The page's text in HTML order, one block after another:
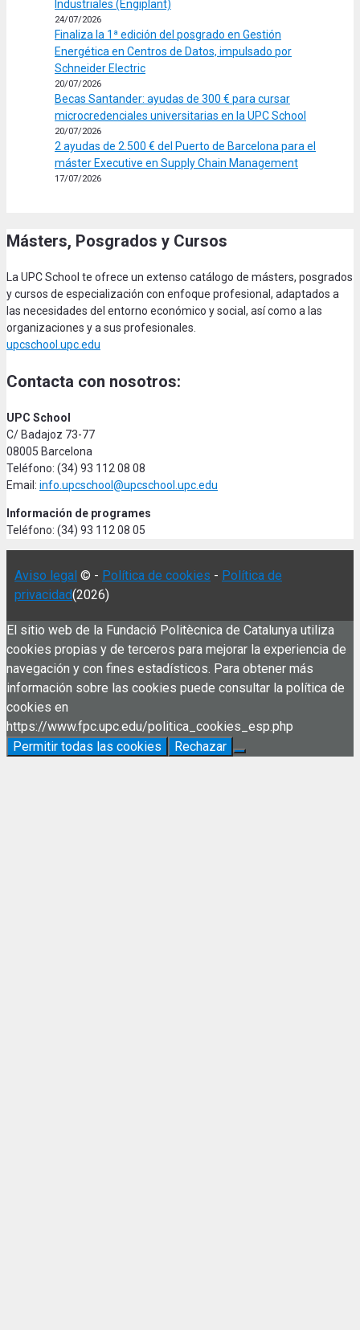
Industriales (Engiplant)
24/07/2026
Finaliza la 1ª edición del posgrado en Gestión
Energética en Centros de Datos, impulsado por
Schneider Electric
20/07/2026
Becas Santander: ayudas de 300 € para cursar
microcredenciales universitarias en la UPC School
20/07/2026
2 ayudas de 2.500 € del Puerto de Barcelona para el
máster Executive en Supply Chain Management
17/07/2026
Másters, Posgrados y Cursos
La UPC School te ofrece un extenso catálogo de másters, posgrados
y cursos de especialización con enfoque profesional, adaptados a
las necesidades del entorno económico y social, así como a las
organizaciones y a sus profesionales.
upcschool.upc.edu
Contacta con nosotros:
UPC School
C/ Badajoz 73-77
08005 Barcelona
Teléfono: (34) 93 112 08 08
Email: info.upcschool@upcschool.upc.edu
Información de programes
Teléfono: (34) 93 112 08 05
Aviso legal © - Política de cookies - Política de
privacidad(2026)
El sitio web de la Fundació Politècnica de Catalunya utiliza
cookies propias y de terceros para mejorar la experiencia de
navegación y con fines estadísticos. Para obtener más
información sobre las cookies puede consultar la política de
cookies en
https://www.fpc.upc.edu/politica_cookies_esp.php
Permitir todas las cookies
Rechazar